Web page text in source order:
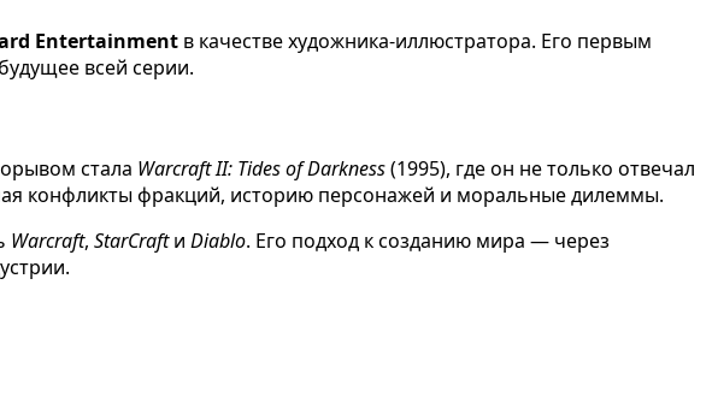
Entertainment в качестве художника-иллюстратора. Его первым
всей серии.
стала Warcraft II: Tides of Darkness(1995), где он не только отвечал
конфликты фракций, историю персонажей и моральные дилеммы.
Warcraft, StarCraftи Diablo. Его подход к созданию мира — через